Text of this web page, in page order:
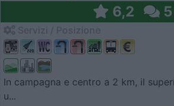
6,2 5
In campagna e centro a 2 km, il
u...